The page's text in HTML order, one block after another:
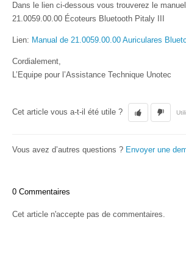
Dans le lien ci-dessous vous trouverez le
21.0059.00.00 Écoteurs Bluetooth Pitaly III
Lien: Manual de 21.0059.00.00 Auriculares
Cordialement,
L’Equipe pour l’Assistance Technique Unotec
Cet article vous a-t-il été utile ?
Vous avez d’autres questions ? Envoyer une
0 Commentaires
Cet article n'accepte pas de commentaires.